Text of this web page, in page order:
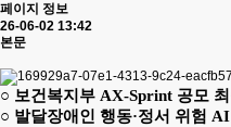
페이지 정보
26-06-02 13:42
본문
○ 보건복지부 AX-Sprint 공모
○ 발달장애인 행동·정서 위험 AI